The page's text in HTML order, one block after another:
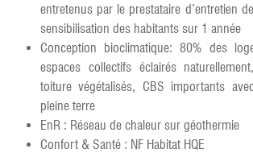
entretenus par le prestataire d’entretien
sensibilisation des habitants sur 1 année
Conception bioclimatique: 80% des
espaces collectifs éclairés
toiture végétalisés, CBS importants
pleine terre
EnR : Réseau de chaleur sur géothermie
Confort & Santé : NF Habitat HQE